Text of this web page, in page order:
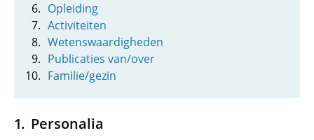
Opleiding
Activiteiten
Wetenswaardigheden
Publicaties van/over
Familie/gezin
Personalia